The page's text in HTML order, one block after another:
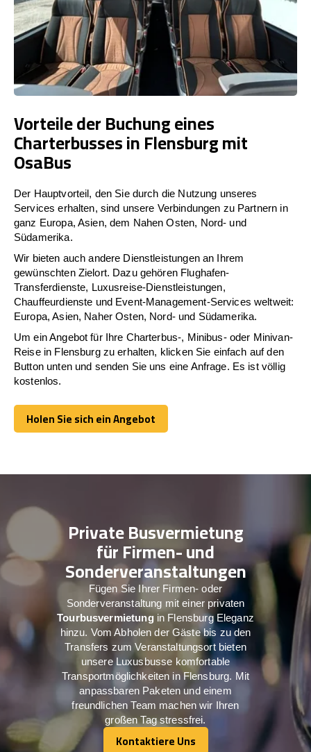
Vorteile der Buchung eines
Charterbusses in Flensburg mit
OsaBus
Der Hauptvorteil, den Sie durch die Nutzung unseres
Services erhalten, sind unsere Verbindungen zu Partnern in
ganz Europa, Asien, dem Nahen Osten, Nord- und
Südamerika.
Wir bieten auch andere Dienstleistungen an Ihrem
gewünschten Zielort. Dazu gehören Flughafen-
Transferdienste, Luxusreise-Dienstleistungen,
Chauffeurdienste und Event-Management-Services weltweit:
Europa, Asien, Naher Osten, Nord- und Südamerika.
Um ein Angebot für Ihre Charterbus-, Minibus- oder Minivan-
Reise in Flensburg zu erhalten, klicken Sie einfach auf den
Button unten und senden Sie uns eine Anfrage. Es ist völlig
kostenlos.
Holen Sie sich ein Angebot
Holen Sie sich ein Angebot
Private Busvermietung
für Firmen- und
Sonderveranstaltungen
Fügen Sie Ihrer Firmen- oder
Sonderveranstaltung mit einer privaten
Tourbusvermietungin Flensburg Eleganz
hinzu. Vom Abholen der Gäste bis zu den
Transfers zum Veranstaltungsort bieten
unsere Luxusbusse komfortable
Transportmöglichkeiten in Flensburg. Mit
anpassbaren Paketen und einem
freundlichen Team machen wir Ihren
großen Tag stressfrei.
Kontaktiere Uns